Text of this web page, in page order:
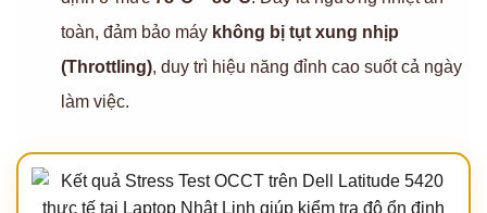
toàn, đảm bảo máy không bị tụt xung nhịp
(Throttling), duy trì hiệu năng đỉnh cao suốt cả ngày
làm việc.